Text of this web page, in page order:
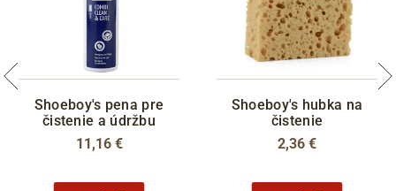
Shoeboy's pena pre
čistenie a údržbu
11,16 €
Shoeboy's hubka na
čistenie
2,36 €